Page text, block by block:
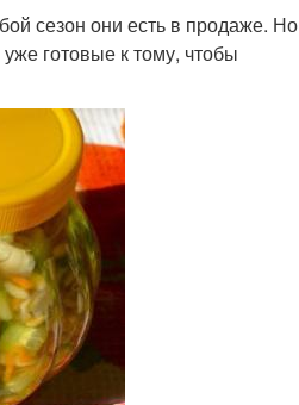
сезон они есть в продаже. Но
готовые к тому, чтобы